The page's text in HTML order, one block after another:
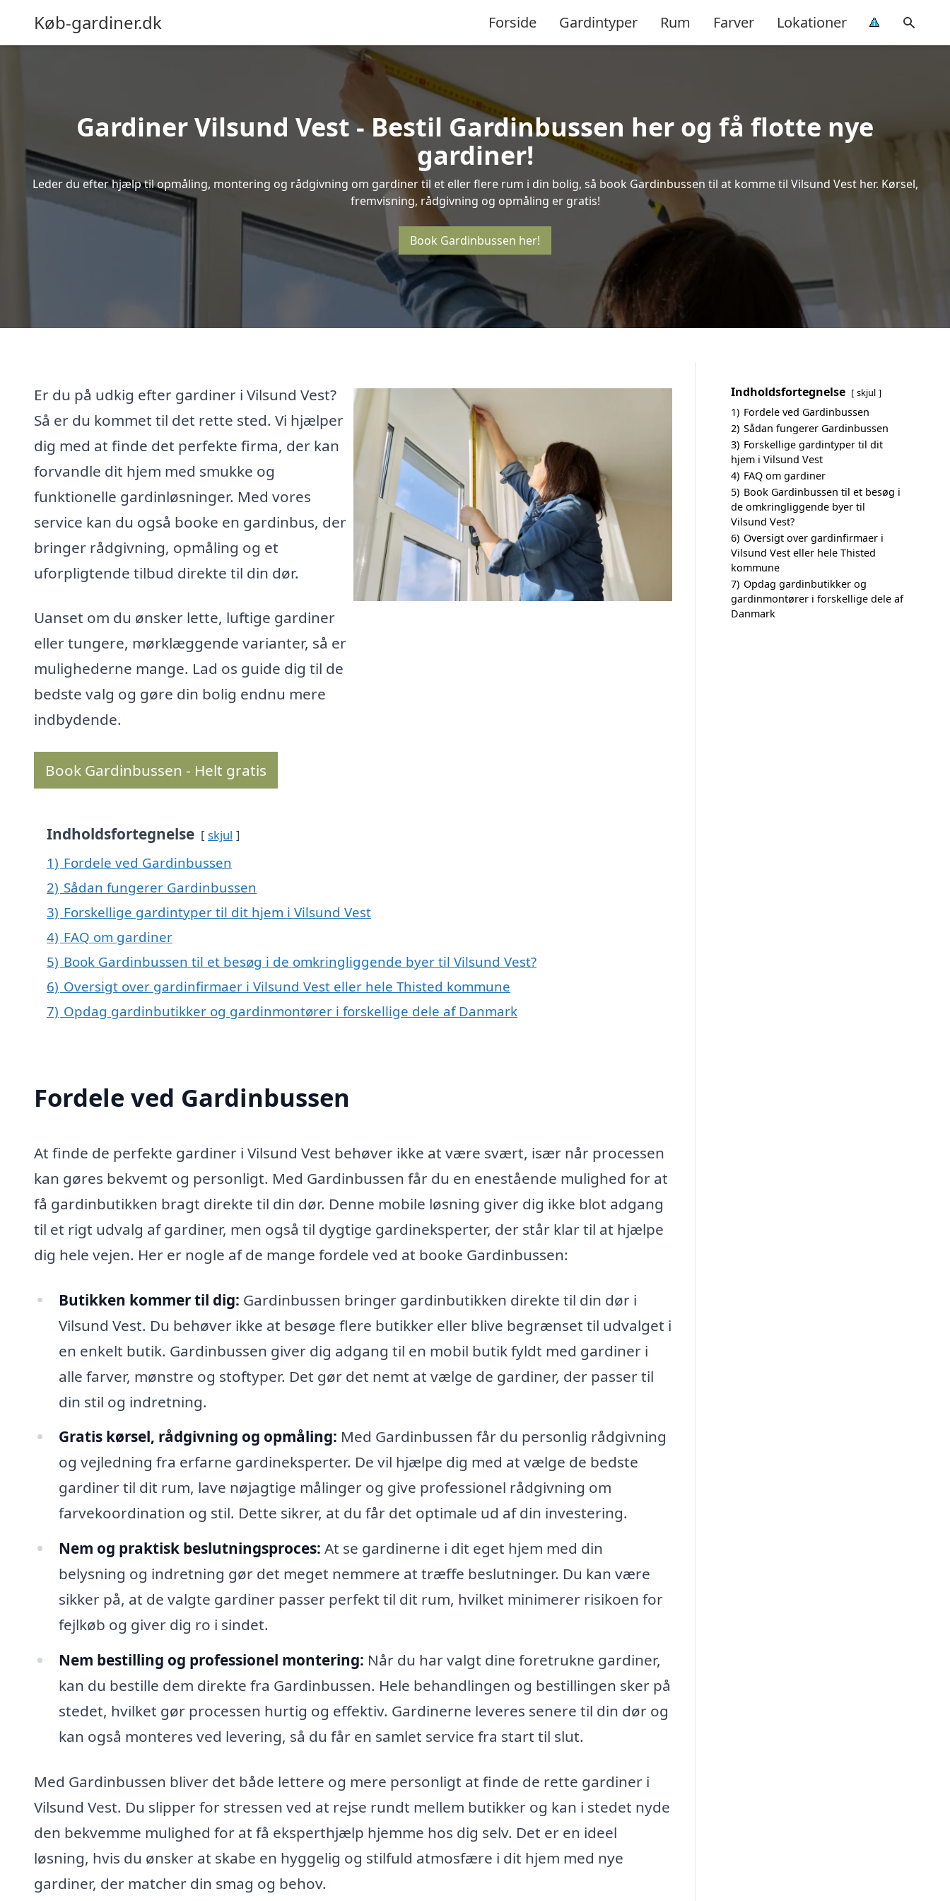
Køb-gardiner.dk Forside Gardintyper Rum Farver Lokationer
Gardiner Vilsund Vest - Bestil Gardinbussen her og få flotte nye
gardiner!
Leder du efter hjælp til opmåling, montering og rådgivning om gardiner til et eller flere rum i din bolig, så book Gardinbussen til at komme til Vilsund Vest her. Kørsel,
fremvisning, rådgivning og opmåling er gratis!
Book Gardinbussen her!
Er du på udkig efter gardiner i Vilsund Vest?
Så er du kommet til det rette sted. Vi hjælper
dig med at finde det perfekte firma, der kan
forvandle dit hjem med smukke og
funktionelle gardinløsninger. Med vores
service kan du også booke en gardinbus, der
bringer rådgivning, opmåling og et
uforpligtende tilbud direkte til din dør.
Uanset om du ønsker lette, luftige gardiner
eller tungere, mørklæggende varianter, så er
mulighederne mange. Lad os guide dig til de
bedste valg og gøre din bolig endnu mere
indbydende.
Book Gardinbussen - Helt gratis
Indholdsfortegnelse skjul
1) Fordele ved Gardinbussen
2) Sådan fungerer Gardinbussen
3) Forskellige gardintyper til dit hjem i Vilsund Vest
4) FAQ om gardiner
5) Book Gardinbussen til et besøg i de omkringliggende byer til Vilsund Vest?
6) Oversigt over gardinfirmaer i Vilsund Vest eller hele Thisted kommune
7) Opdag gardinbutikker og gardinmontører i forskellige dele af Danmark
Fordele ved Gardinbussen
At finde de perfekte gardiner i Vilsund Vest behøver ikke at være svært, især når processen
kan gøres bekvemt og personligt. Med Gardinbussen får du en enestående mulighed for at
få gardinbutikken bragt direkte til din dør. Denne mobile løsning giver dig ikke blot adgang
til et rigt udvalg af gardiner, men også til dygtige gardineksperter, der står klar til at hjælpe
dig hele vejen. Her er nogle af de mange fordele ved at booke Gardinbussen:
Butikken kommer til dig: Gardinbussen bringer gardinbutikken direkte til din dør i
Vilsund Vest. Du behøver ikke at besøge flere butikker eller blive begrænset til udvalget i
en enkelt butik. Gardinbussen giver dig adgang til en mobil butik fyldt med gardiner i
alle farver, mønstre og stoftyper. Det gør det nemt at vælge de gardiner, der passer til
din stil og indretning.
Gratis kørsel, rådgivning og opmåling: Med Gardinbussen får du personlig rådgivning
og vejledning fra erfarne gardineksperter. De vil hjælpe dig med at vælge de bedste
gardiner til dit rum, lave nøjagtige målinger og give professionel rådgivning om
farvekoordination og stil. Dette sikrer, at du får det optimale ud af din investering.
Nem og praktisk beslutningsproces: At se gardinerne i dit eget hjem med din
belysning og indretning gør det meget nemmere at træffe beslutninger. Du kan være
sikker på, at de valgte gardiner passer perfekt til dit rum, hvilket minimerer risikoen for
fejlkøb og giver dig ro i sindet.
Nem bestilling og professionel montering: Når du har valgt dine foretrukne gardiner,
kan du bestille dem direkte fra Gardinbussen. Hele behandlingen og bestillingen sker på
stedet, hvilket gør processen hurtig og effektiv. Gardinerne leveres senere til din dør og
kan også monteres ved levering, så du får en samlet service fra start til slut.
Med Gardinbussen bliver det både lettere og mere personligt at finde de rette gardiner i
Vilsund Vest. Du slipper for stressen ved at rejse rundt mellem butikker og kan i stedet nyde
den bekvemme mulighed for at få eksperthjælp hjemme hos dig selv. Det er en ideel
løsning, hvis du ønsker at skabe en hyggelig og stilfuld atmosfære i dit hjem med nye
gardiner, der matcher din smag og behov.
Indholdsfortegnelse skjul
1) Fordele ved Gardinbussen
2) Sådan fungerer Gardinbussen
3) Forskellige gardintyper til dit
hjem i Vilsund Vest
4) FAQ om gardiner
5) Book Gardinbussen til et besøg i
de omkringliggende byer til
Vilsund Vest?
6) Oversigt over gardinfirmaer i
Vilsund Vest eller hele Thisted
kommune
7) Opdag gardinbutikker og
gardinmontører i forskellige dele af
Danmark